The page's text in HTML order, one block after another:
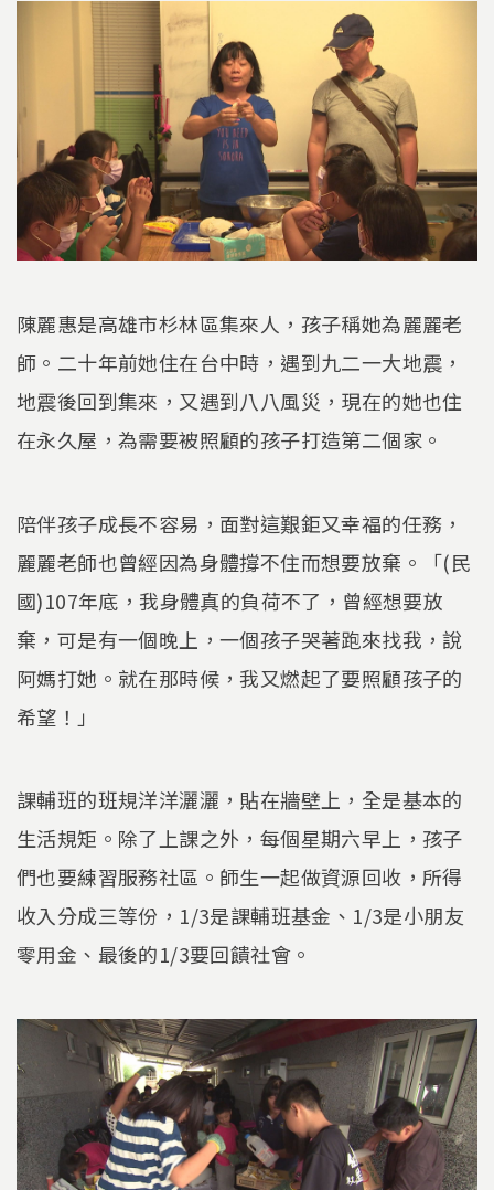
陳麗惠是高雄市杉林區集來人，孩子稱她為麗麗老
師。二十年前她住在台中時，遇到九二一大地震，
地震後回到集來，又遇到八八風災，現在的她也住
在永久屋，為需要被照顧的孩子打造第二個家。
陪伴孩子成長不容易，面對這艱鉅又幸福的任務，
麗麗老師也曾經因為身體撐不住而想要放棄。「(民
國)107年底，我身體真的負荷不了，曾經想要放
棄，可是有一個晚上，一個孩子哭著跑來找我，說
阿媽打她。就在那時候，我又燃起了要照顧孩子的
希望！」
課輔班的班規洋洋灑灑，貼在牆壁上，全是基本的
生活規矩。除了上課之外，每個星期六早上，孩子
們也要練習服務社區。師生一起做資源回收，所得
收入分成三等份，1/3是課輔班基金、1/3是小朋友
零用金、最後的1/3要回饋社會。